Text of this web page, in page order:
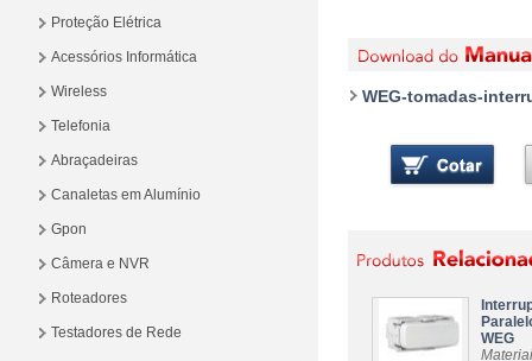
Proteção Elétrica
Acessórios Informática
Wireless
Telefonia
Abraçadeiras
Canaletas em Alumínio
Gpon
Câmera e NVR
Roteadores
Testadores de Rede
WEG-tomadas-
WEG